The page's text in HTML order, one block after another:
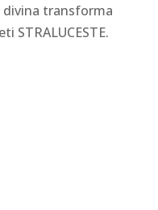
transforma
STRALUCESTE.